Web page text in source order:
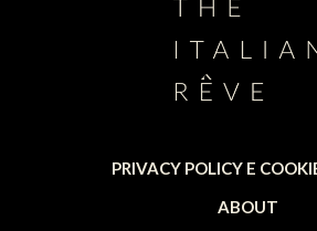
PRIVACY POLICY E
ABOUT